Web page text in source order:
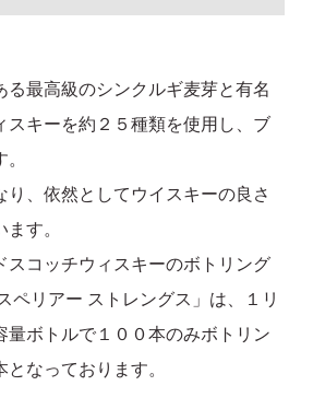
る最高級のシンクルギ麦芽と有名
スキーを約２５種類を使用し、ブ
り、依然としてウイスキーの良さ
す。
スコッチウィスキーのボトリング
ペリアー ストレングス」は、１リ
量ボトルで１００本のみボトリン
なっております。